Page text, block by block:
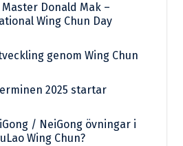
Master Donald Mak –
Wing Chun Day
genom Wing Chun
2025 startar
/ NeiGong övningar i
Wing Chun?